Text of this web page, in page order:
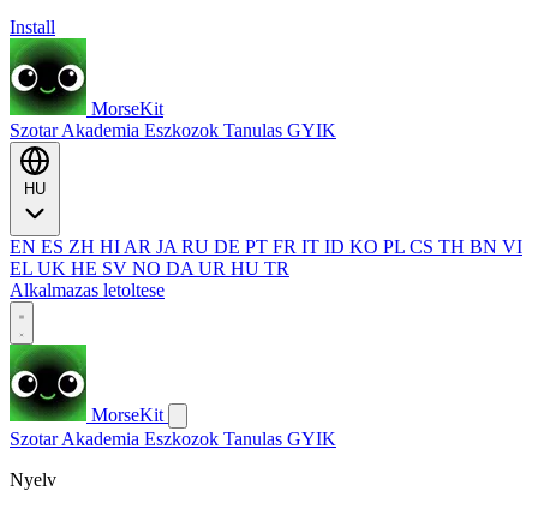
Install
MorseKit
SzotarAkademia Eszkozok Tanulas GYIK
EN ES ZH HI AR JA RU DE PT FR IT ID KO PL CS TH BN VI
EL UK HE SV NO DA UR HU TR
Alkalmazas letoltese
MorseKit
SzotarAkademia Eszkozok Tanulas GYIK
Nyelv